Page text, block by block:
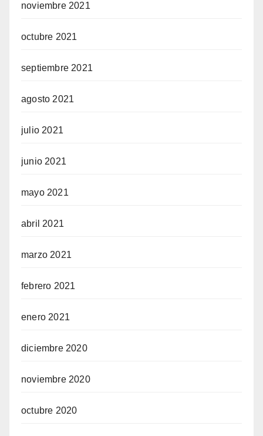
noviembre 2021
octubre 2021
septiembre 2021
agosto 2021
julio 2021
junio 2021
mayo 2021
abril 2021
marzo 2021
febrero 2021
enero 2021
diciembre 2020
noviembre 2020
octubre 2020